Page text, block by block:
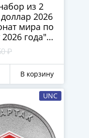
из 2
2026
мира по
года"
с
₽
В корзину
UNC